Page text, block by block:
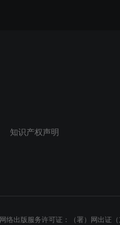
知识产权声明
网络出版服务许可证：（署）网出证